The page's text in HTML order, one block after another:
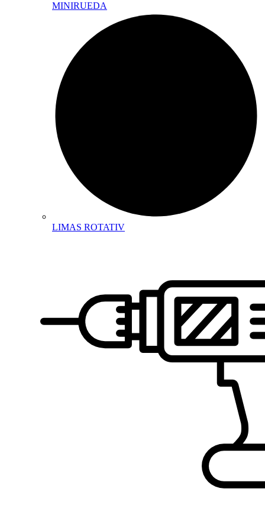
MINIRUEDA
LIMAS ROTATIV